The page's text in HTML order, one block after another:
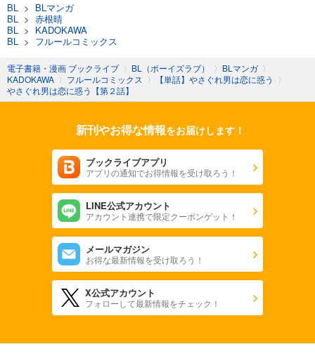
BL > BLマンガ
BL > 赤根晴
BL > KADOKAWA
BL > フルールコミックス
電子書籍・漫画 ブックライブ 〉 BL（ボーイズラブ） 〉 BLマンガ 〉
KADOKAWA 〉 フルールコミックス 〉 【単話】やさぐれ男は恋に惑う
〉
やさぐれ男は恋に惑う【第２話】
新刊やお得な情報をお届けします！
ブックライブアプリ
アプリの通知でお得情報を受け取ろう！
LINE公式アカウント
アカウント連携で限定クーポンゲット！
メールマガジン
お得な最新情報を受け取ろう！
X公式アカウント
フォローして最新情報をチェック！